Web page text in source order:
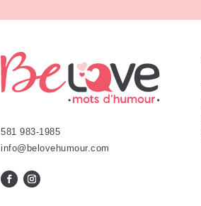
581 983-1985
info@belovehumour.com